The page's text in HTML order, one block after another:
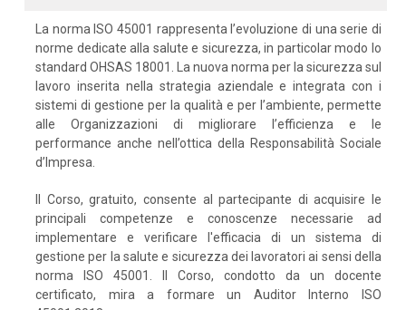
La norma ISO 45001 rappresenta l’evoluzione di una serie di
norme dedicate alla salute e sicurezza, in particolar modo lo
standard OHSAS 18001. La nuova norma per la sicurezza sul
lavoro inserita nella strategia aziendale e integrata con i
sistemi di gestione per la qualità e per l’ambiente, permette
alle Organizzazioni di migliorare l’efficienza e le
performance anche nell’ottica della Responsabilità Sociale
d’Impresa.
Il Corso, gratuito, consente al partecipante di acquisire le
principali competenze e conoscenze necessarie ad
implementare e verificare l'efficacia di un sistema di
gestione per la salute e sicurezza dei lavoratori ai sensi della
norma ISO 45001. Il Corso, condotto da un docente
certificato, mira a formare un Auditor Interno ISO